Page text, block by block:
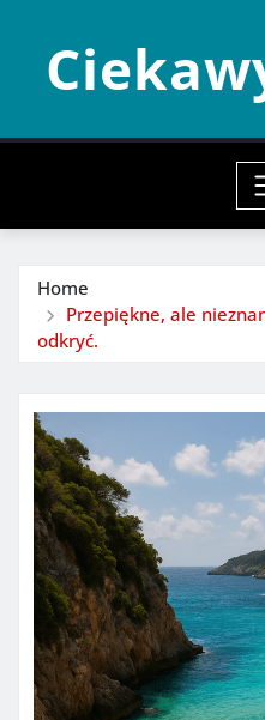
content
Home
Przepiękne, ale
odkryć.